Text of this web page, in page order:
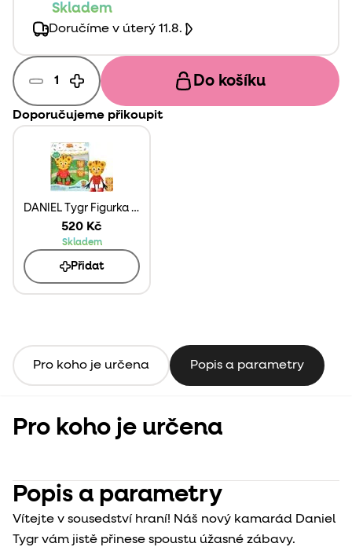
Skladem
Doručíme v úterý 11.8.
Do košíku
Doporučujeme přikoupit
DANIEL Tygr Figurka Glo Pals + 2 svítící kostky do vody
520 Kč
Skladem
Přidat
Pro koho je určena Popis a parametry
Pro koho je určena
Popis a parametry
Vítejte v sousedství hraní! Náš nový kamarád Daniel
Tygr vám jistě přinese spoustu úžasné zábavy.